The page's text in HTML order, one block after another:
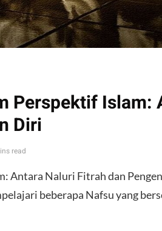
Perspektif Islam:
Diri
read
Antara Naluri Fitrah dan
beberapa Nafsu yang